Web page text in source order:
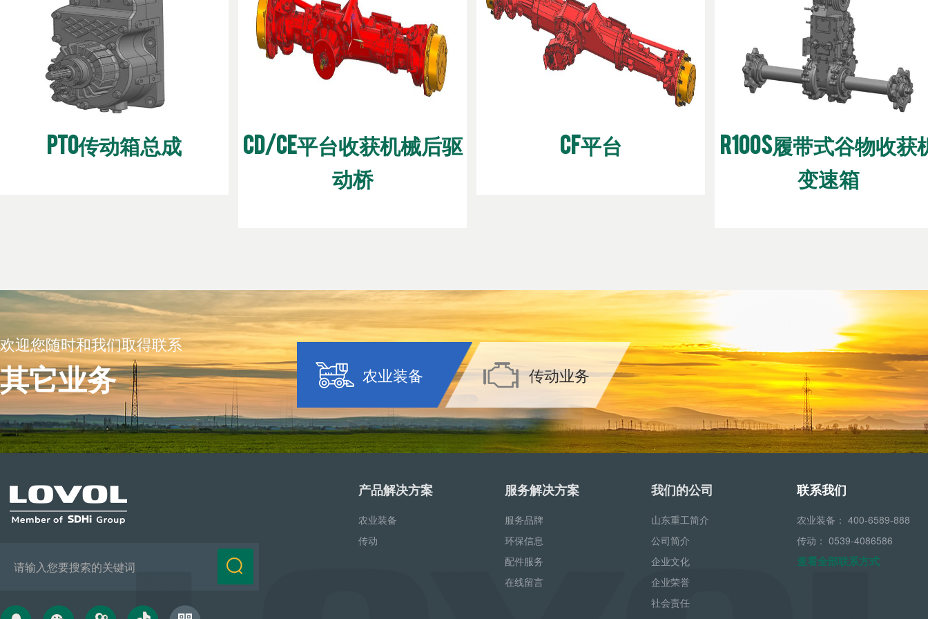
PTO传动箱总成
CD/CE平台收获机械后驱
动桥
CF平台
R100S履带式谷物收获
变速箱
欢迎您随时和我们取得联系
其它业务 农业装备 传动业务
产品解决方案
农业装备
传动
服务解决方案
服务品牌
环保信息
配件服务
在线留言
我们的公司
山东重工简介
公司简介
企业文化
企业荣誉
社会责任
联系我们
农业装备：400-6589-888
传动：0539-4086586
查看全部联系方式